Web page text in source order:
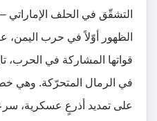
التشقّق في الحلف
الظهور أوّلاً في حرب
قواتها المشاركة في الحرب،
في الرمال المتحرّكة. وهي
على تمديد أذرعٍ عسكرية،